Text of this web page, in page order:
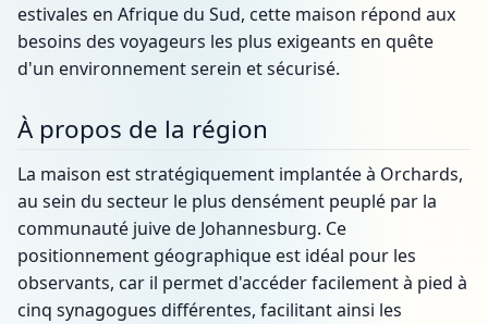
estivales en Afrique du Sud, cette maison répond aux
besoins des voyageurs les plus exigeants en quête
d'un environnement serein et sécurisé.
À propos de la région
La maison est stratégiquement implantée à Orchards,
au sein du secteur le plus densément peuplé par la
communauté juive de Johannesburg. Ce
positionnement géographique est idéal pour les
observants, car il permet d'accéder facilement à pied à
cinq synagogues différentes, facilitant ainsi les